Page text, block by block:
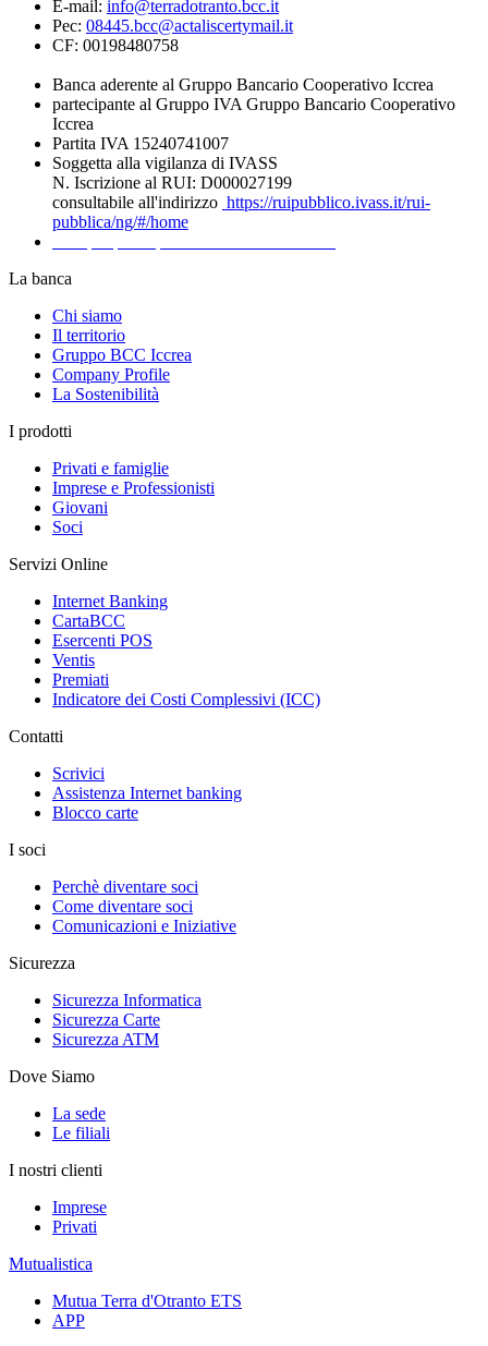
E-mail: info@terradotranto.bcc.it
Pec: 08445.bcc@actaliscertymail.it
CF: 00198480758
Banca aderente al Gruppo Bancario Cooperativo Iccrea
partecipante al Gruppo IVA Gruppo Bancario Cooperativo
Iccrea
Partita IVA 15240741007
Soggetta alla vigilanza di IVASS
N. Iscrizione al RUI: D000027199
consultabile all'indirizzo https://ruipubblico.ivass.it/rui-
pubblica/ng/#/home
La banca
Chi siamo
Il territorio
Gruppo BCC Iccrea
Company Profile
La Sostenibilità
I prodotti
Privati e famiglie
Imprese e Professionisti
Giovani
Soci
Servizi Online
Internet Banking
CartaBCC
Esercenti POS
Ventis
Premiati
Indicatore dei Costi Complessivi (ICC)
Contatti
Scrivici
Assistenza Internet banking
Blocco carte
I soci
Perchè diventare soci
Come diventare soci
Comunicazioni e Iniziative
Sicurezza
Sicurezza Informatica
Sicurezza Carte
Sicurezza ATM
Dove Siamo
La sede
Le filiali
I nostri clienti
Imprese
Privati
Mutualistica
Mutua Terra d'Otranto ETS
APP